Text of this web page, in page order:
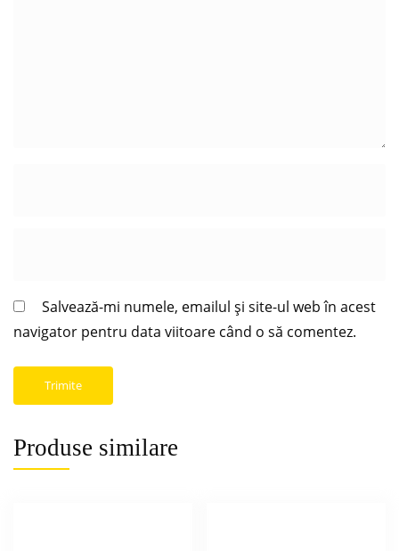
Salvează-mi numele, emailul și site-ul web în acest
navigator pentru data viitoare când o să comentez.
Produse similare